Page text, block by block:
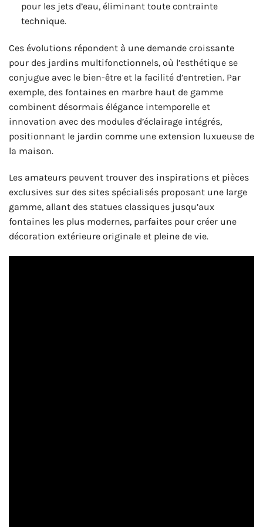
pour les jets d’eau, éliminant toute contrainte
technique.
Ces évolutions répondent à une demande croissante
pour des jardins multifonctionnels, où l’esthétique se
conjugue avec le bien-être et la facilité d’entretien. Par
exemple, des fontaines en marbre haut de gamme
combinent désormais élégance intemporelle et
innovation avec des modules d’éclairage intégrés,
positionnant le jardin comme une extension luxueuse de
la maison.
Les amateurs peuvent trouver des inspirations et pièces
exclusives sur des sites spécialisés proposant une large
gamme, allant des statues classiques jusqu’aux
fontaines les plus modernes, parfaites pour créer une
décoration extérieure originale et pleine de vie.